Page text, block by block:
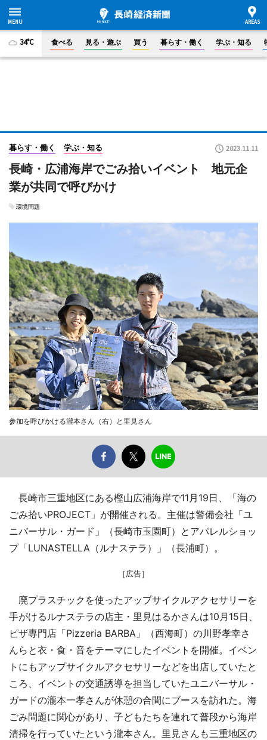
34°C 食べる 見る・遊ぶ 買う 暮らす・働く 学ぶ・知る
暮らす・働く 学ぶ・知る 2023.11.11
長崎・広浦海岸でごみ拾いイベント 地元企
業が共同で呼びかけ
環境問題
参加を呼びかける瀧本さん（右）と里見さん
長崎市三重地区にある樫山広浦海岸で11月19日、「海の
ごみ拾いPROJECT」が開催される。主催は警備会社「ユ
ニバーサル・ガード」（長崎市玉園町）とアパレルショッ
プ「LUNASTELLA（ルナステラ）」（長浦町）。
［広告］
廃プラスチックを使ったアップサイクルアクセサリーを
手がけるルナステラの店主・里見はるかさんは10月15日、
ピザ専門店「Pizzeria BARBA」（西海町）の川野孝幸さ
んらと衣・食・音をテーマにしたイベントを開催。イベン
トにもアップサイクルアクセサリーなどを出店していたと
ころ、イベントの交通誘導を担当していたユニバーサル・
ガードの瀧本一孝さんが休憩の合間にブースを訪れた。海
ごみ問題に関心があり、子どもたちを連れて普段から海岸
清掃を行っていたという瀧本さん。里見さんも三重地区の